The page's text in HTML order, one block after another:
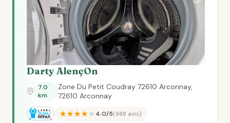
Darty AlençOn
7.0
km
Zone Du Petit Coudray 72610 Arconnay,
72610 Arconnay
★★★★★4.0/5(988 avis)